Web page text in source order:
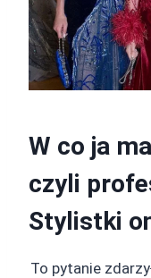
W co ja
czyli
Stylistki
To pytanie